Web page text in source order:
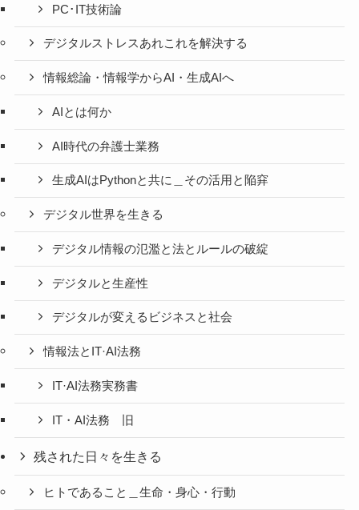
PC･IT技術論
デジタルストレスあれこれを解決する
情報総論・情報学からAI・生成AIへ
AIとは何か
AI時代の弁護士業務
生成AIはPythonと共に＿その活用と陥穽
デジタル世界を生きる
デジタル情報の氾濫と法とルールの破綻
デジタルと生産性
デジタルが変えるビジネスと社会
情報法とIT·AI法務
IT·AI法務実務書
IT・AI法務 旧
残された日々を生きる
ヒトであること＿生命・身心・行動